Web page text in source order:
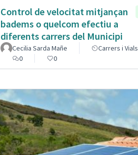
Control de velocitat mitjançan
badems o quelcom efectiu a
diferents carrers del Municipi
Cecilia Sarda Mañe
Carrers i Vials
0
0